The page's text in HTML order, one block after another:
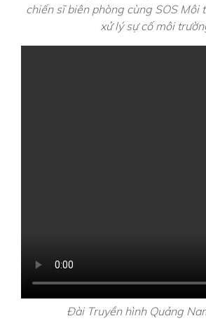
chiến sĩ biên phòng cùng SOS Môi
xử lý sự cố môi
Đài Truyền hình Quảng